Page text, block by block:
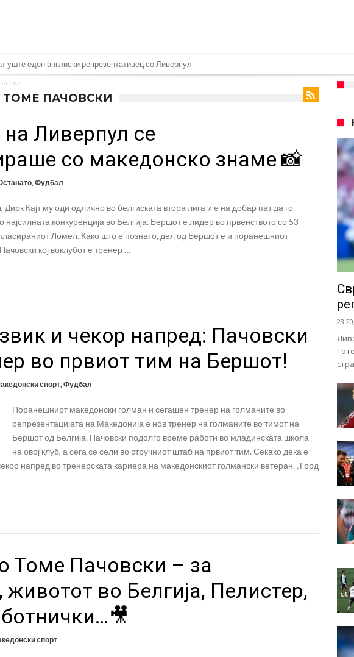
уште еден англиски репрезентативец со Ливерпул
Влаховиќ: Напаѓачот на Манчестер доаѓа во Јувентус!
поради одлуката на Реал: Протекоа детали од разговорот што го потресе Мадрид!
бомба во најва – Ливерпул сака да се засили од Реал Мадрид!
изненади сите со својата прогноза: “Тие ќе ја освојат Премиер лигата, а причината е
вратите за трансфер во Барселона, Реал Мадрид е информиран
Винисиус останува во Реал Мадрид до 2032 година
на ФИА за драмата во Формула 1: Не можеме да одиме толку далеку!
ПСЖ и кој е „плафонот“ на Ливерпул за трансферот ан Бредли Баркола?
ТОМЕ ПАЧОВСКИ
Ливерпул се
со македонско знаме 📸
, Фудбал
Кајт му оди одлично во белгиската втора лига и е на добар пат да го
конкуренција во Белгија. Бершот е лидер во првенството со 53
Ломел. Како што е познато, дел од Бершот е и поранешниот
кој воклубот е тренер …
и чекор напред: Пачовски
во првиот тим на Бершот!
спорт, Фудбал
Поранешниот македонски голман и сегашен тренер на голманите во
репрезентацијата на Македонија е нов тренер на голманите во тимот на
Бершот од Белгија. Пачовски подолго време работи во младинската школа
на овој клуб, а сега се сели во стручниот штаб на првиот тим. Секако дека е
напред во тренерската кариера на македонскиот голмански ветеран. „Горд
Томе Пачовски – за
животот во Белгија, Пелистер,
спорт